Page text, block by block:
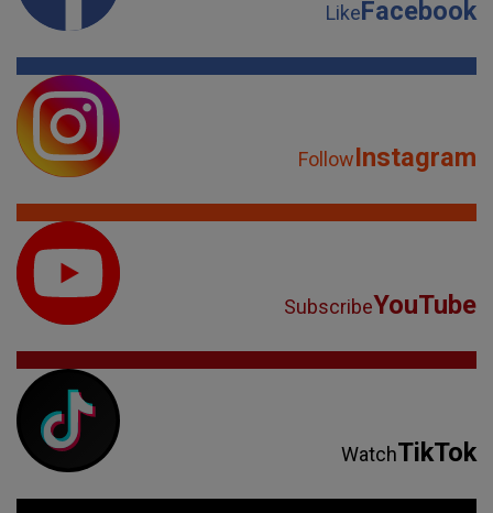
LikeFacebook
FollowInstagram
SubscribeYouTube
WatchTikTok